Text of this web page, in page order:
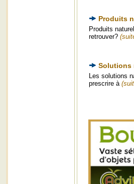
Produits
Produits
retrouver?
Solutions
Les solutions
prescrire à